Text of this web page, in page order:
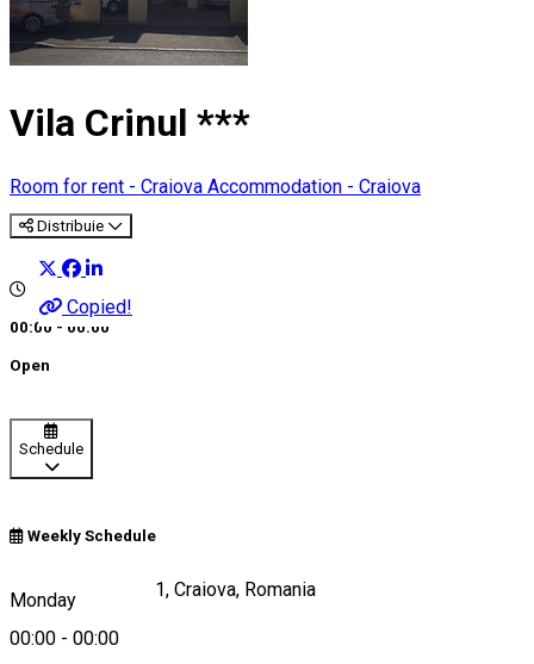
Vila Crinul ***
Room for rent - Craiova Accommodation - Craiova
Distribuie
Copied!
00:00 - 00:00
Open
Schedule
Weekly Schedule
Monday
00:00 - 00:00
Strada Toporași 51, Craiova, Romania